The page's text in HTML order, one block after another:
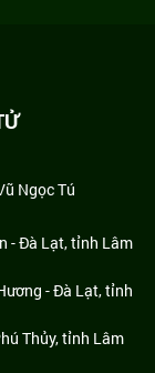
Ngọc Tú
- Đà Lạt, tỉnh Lâm
- Đà Lạt, tỉnh
Thủy, tỉnh Lâm